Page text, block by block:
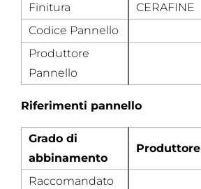
Finitura
CERAFINE
Codice Pannello
Produttore
Pannello
Riferimenti pannello
Grado di
abbinamento
Produttore
Raccomandato